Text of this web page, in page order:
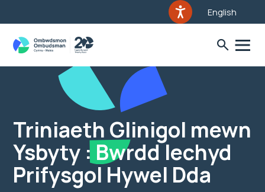
English
Triniaeth Glinigol mewn
Ysbyty : Bwrdd Iechyd
Prifysgol Hywel Dda